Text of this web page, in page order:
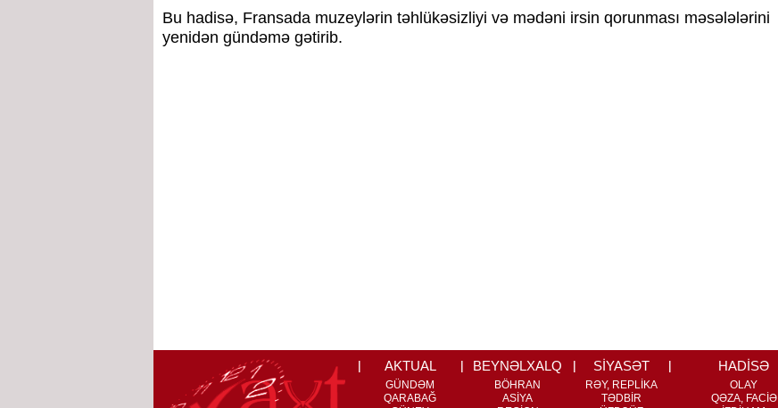
Bu hadisə, Fransada muzeylərin təhlükəsizliyi və mədəni irsin qorunması məsələlərini
yenidən gündəmə gətirib.
AKTUAL
GÜNDƏM
QARABAĞ
BEYNƏLXALQ
BÖHRAN
ASİYA
SİYASƏT
RƏY, REPLİKA
TƏDBİR
HADİSƏ
OLAY
QƏZA, FACİƏ